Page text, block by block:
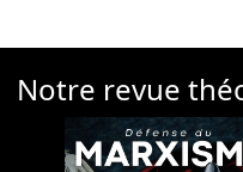
Notre revue